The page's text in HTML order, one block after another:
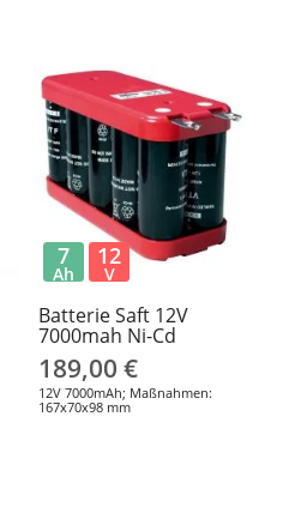
Batterie Saft 12V
7000mah Ni-Cd
189,00 €
12V 7000mAh; Maßnahmen:
167x70x98 mm
7
Ah
12
V